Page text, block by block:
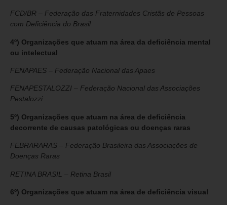
FCD/BR – Federação das Fraternidades Cristãs de Pessoas
com Deficiência do Brasil
4º) Organizações que atuam na área da deficiência mental
ou intelectual
FENAPAES – Federação Nacional das Apaes
FENAPESTALOZZI – Federação Nacional das Associações
Pestalozzi
5º) Organizações que atuam na área de deficiência
decorrente de causas patológicas ou doenças raras
FEBRARARAS – Federação Brasileira das Associações de
Doenças Raras
RETINA BRASIL – Retina Brasil
6º) Organizações que atuam na área de deficiência visual